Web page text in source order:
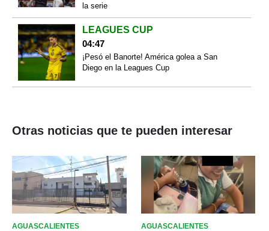
la serie
LEAGUES CUP
04:47
¡Pesó el Banorte! América golea a San
Diego en la Leagues Cup
Otras noticias que te pueden interesar
AGUASCALIENTES AGUASCALIENTES